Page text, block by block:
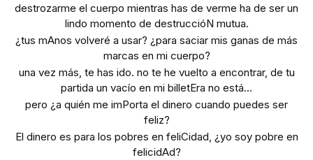
destrozarme el cuerpo mientras has de verme ha de ser un
lindo momento de destruccióN mutua.
¿tus mAnos volveré a usar? ¿para saciar mis ganas de más
marcas en mi cuerpo?
una vez más, te has ido. no te he vuelto a encontrar, de tu
partida un vacío en mi billetEra no está...
pero ¿a quién me imPorta el dinero cuando puedes ser
feliz?
El dinero es para los pobres en feliCidad, ¿yo soy pobre en
felicidAd?